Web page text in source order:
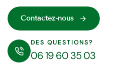
Contactez-nous
DES QUESTIONS?
06 19 60 35 03